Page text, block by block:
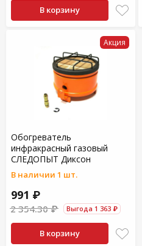
В корзину
Акция
Обогреватель
инфракрасный газовый
СЛЕДОПЫТ Диксон
В наличии 1 шт.
991 ₽
2 354.30 ₽ Выгода 1 363 ₽
В корзину